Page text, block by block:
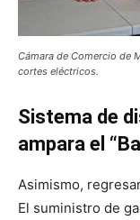
Cámara de Comercio de
cortes eléctricos.
Sistema de
ampara el
Asimismo,
El suministro de